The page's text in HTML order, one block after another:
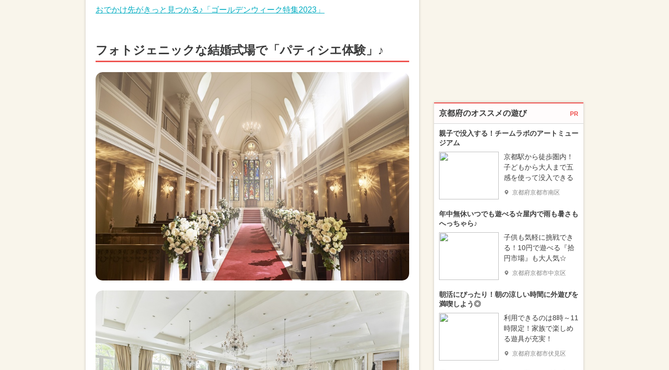
おでかけ先がきっと見つかる♪「ゴールデンウィーク特集2023」
フォトジェニックな結婚式場で「パティシエ体験」♪
京都府のオススメの遊び PR
親子で没入する！チームラボのアートミュー
ジアム
京都駅から徒歩圏内！
子どもから大人まで五
感を使って没入できる
京都府京都市南区
年中無休いつでも遊べる☆屋内で雨も暑さも
へっちゃら♪
子供も気軽に挑戦でき
る！10円で遊べる『拾
円市場』も大人気☆
京都府京都市中京区
朝活にぴったり！朝の涼しい時間に外遊びを
満喫しよう◎
利用できるのは8時～11
時限定！家族で楽しめ
る遊具が充実！
京都府京都市伏見区